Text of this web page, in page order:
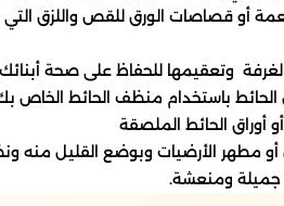
أو قصاصات الورق للقص واللزق
أوراق الحائط الملصقة
ومنعشة.